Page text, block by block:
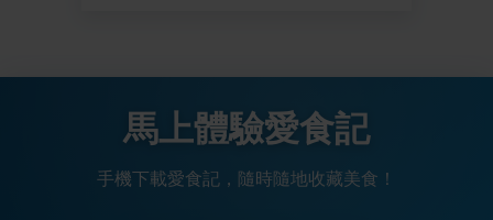
馬上體驗愛食記
手機下載愛食記，隨時隨地收藏美食！